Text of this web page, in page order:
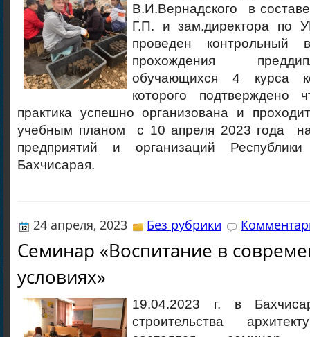
В.И.Вернадского в
Г.П. и зам.директора по
проведен
прохождения
обучающихся 4 курса
которого подтверждено
практика успешно организована и
учебным планом с 10 апреля 2023 года
предприятий и организаций
Бахчисарая.
24 апреля, 2023 Без рубрики
Семинар «Воспитание в
условиях»
19.04.2023 г. в
строительства